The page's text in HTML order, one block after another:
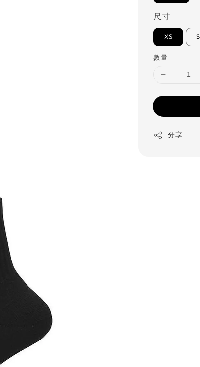
尺寸
XS
數量
分享